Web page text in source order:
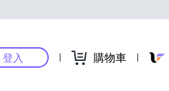
登入 購物車